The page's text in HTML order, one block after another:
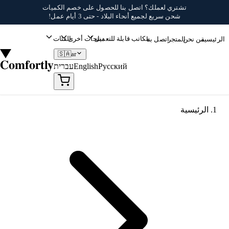
تخطي إلى المحتوىتشتري لعملك؟ اتصل بنا للحصول على خصم الكميات
شحن سريع لجميع أنحاء البلاد - حتى 3 أيام عمل!
Comfortly
الرئيسيةمن نحنالمتجراتصل بنامكاتب قابلة للتعديلمنتجات أخرىالفئات
🇸🇦ar
עבריתEnglishРусский
الرئيسية